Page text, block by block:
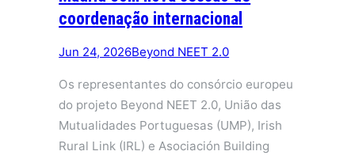
coordenação internacional
Jun 24, 2026Beyond NEET 2.0
Os representantes do consórcio europeu
do projeto Beyond NEET 2.0, União das
Mutualidades Portuguesas (UMP), Irish
Rural Link (IRL) e Asociación Building